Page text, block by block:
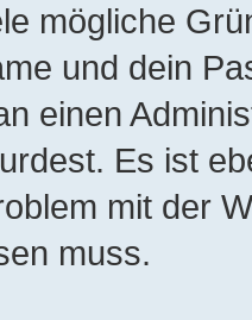
mögliche
und dein
einen
Es ist
mit der
muss.